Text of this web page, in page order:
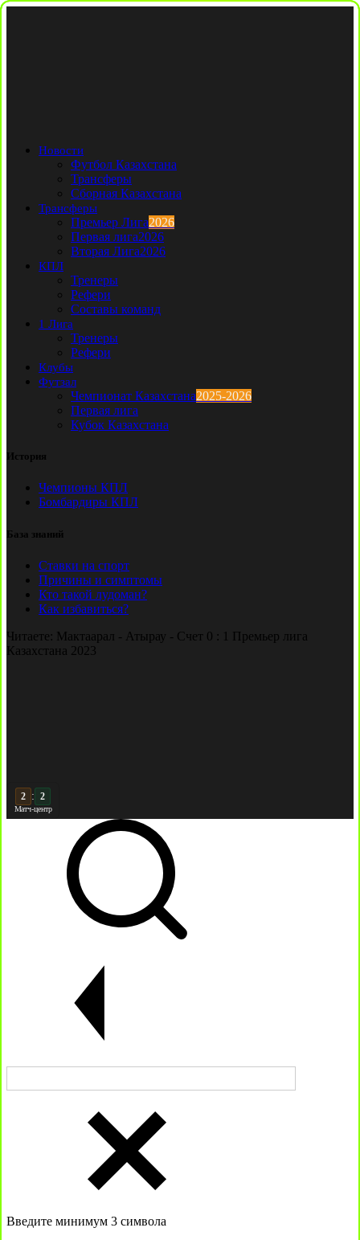
Новости
Футбол Казахстана
Трансферы
Сборная Казахстана
Трансферы
Премьер Лига2026
Первая лига2026
Вторая Лига2026
КПЛ
Тренеры
Рефери
Составы команд
1 Лига
Тренеры
Рефери
Клубы
Футзал
Чемпионат Казахстана2025-2026
Первая лига
Кубок Казахстана
История
Чемпионы КПЛ
Бомбардиры КПЛ
База знаний
Ставки на спорт
Причины и симптомы
Кто такой лудоман?
Как избавиться?
Читаете: Мактаарал - Атырау - Счет 0 : 1 Премьер лига
Казахстана 2023
3 : 2
Матч-центр
Введите минимум 3 символа